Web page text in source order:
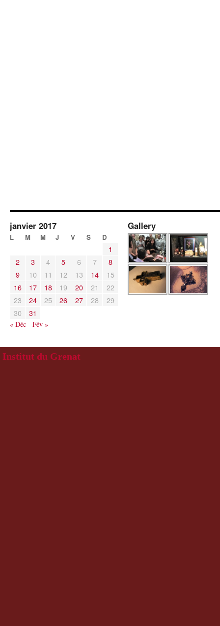
janvier 2017
L M M J V S D
1
2
3 4 5 6 7
8
9
10 11 12 13 14
15
16
17 18 19 20 21
22
23
24 25 26 27 28
29
30
31
« Déc Fév »
Gallery
Institut du Grenat